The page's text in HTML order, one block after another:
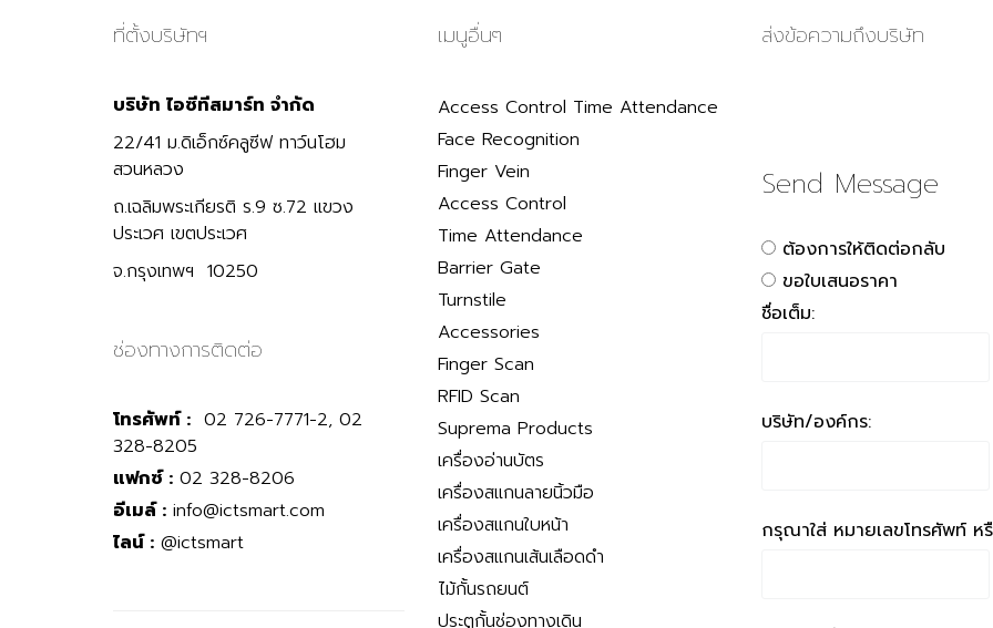
ที่ตั้งบริษัทฯ
บริษัท ไอซีทีสมาร์ท จำกัด
22/41 ม.ดิเอ็กซ์คลูซีฟ ทาว์นโฮม
สวนหลวง
ถ.เฉลิมพระเกียรติ ร.9 ซ.72 แขวง
ประเวศ เขตประเวศ
จ.กรุงเทพฯ 10250
ช่องทางการติดต่อ
โทรศัพท์ : 02 726-7771-2, 02
328-8205
แฟกซ์ : 02 328-8206
อีเมล์ : info@ictsmart.com
ไลน์ : @ictsmart
เมนูอื่นๆ
Access Control Time Attendance
Face Recognition
Finger Vein
Access Control
Time Attendance
Barrier Gate
Turnstile
Accessories
Finger Scan
RFID Scan
Suprema Products
เครื่องอ่านบัตร
เครื่องสแกนลายนิ้วมือ
เครื่องสแกนใบหน้า
เครื่องสแกนเส้นเลือดดำ
ไม้กั้นรถยนต์
ประตูกั้นช่องทางเดิน
ส่งข้อความถึงบริษัท
Send Message
ต้องการให้ติดต่อกลับ
ขอใบเสนอราคา
ชื่อเต็ม:
บริษัท/องค์กร:
กรุณาใส่ หมายเลขโทรศัพท์ ห